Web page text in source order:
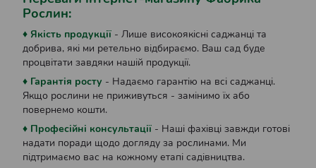
Рослин:
♦ Якість продукції - Лише високоякісні саджанці та
добрива, які ми ретельно відбираємо. Ваш сад буде
процвітати завдяки нашій продукції.
♦ Гарантія росту - Надаємо гарантію на всі саджанці.
Якщо рослини не приживуться - замінимо їх або
повернемо кошти.
♦ Професійні консультації - Наші фахівці завжди готові
надати поради щодо догляду за рослинами. Ми
підтримаємо вас на кожному етапі садівництва.